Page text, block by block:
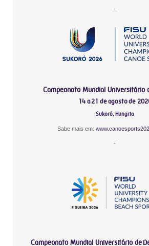
-
Campeonato Mundial Universitário
14 a 21 de agosto de
Sukoró, Hungria
Sabe mais em:
-
Campeonato Mundial Universitário de